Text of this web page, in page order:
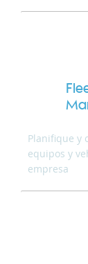
Planifique y
equipos y
empresa